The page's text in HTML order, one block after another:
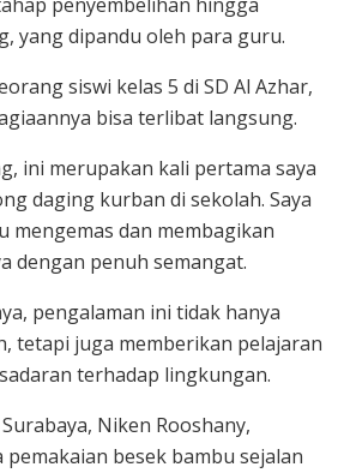
yang dipandu oleh para guru.
siswi kelas 5 di SD Al Azhar,
bisa terlibat langsung.
ini merupakan kali pertama saya
daging kurban di sekolah. Saya
mengemas dan membagikan
dengan penuh semangat.
pengalaman ini tidak hanya
tetapi juga memberikan pelajaran
terhadap lingkungan.
Niken Rooshany,
pemakaian besek bambu sejalan